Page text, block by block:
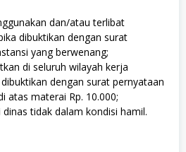
dan/atau terlibat
dibuktikan dengan surat
yang berwenang;
di seluruh wilayah kerja
dengan surat pernyataan
atas materai Rp. 10.000;
tidak dalam kondisi hamil.